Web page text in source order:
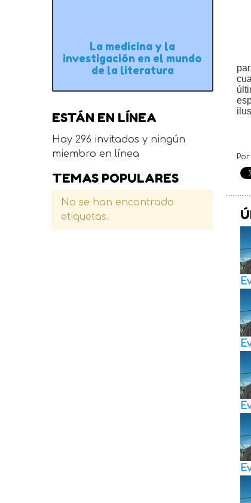
La medicina y la
investigación en el mundo
de la literatura
ESTÁN EN LÍNEA
Hay 296 invitados y ningún
miembro en línea
TEMAS POPULARES
No se han encontrado
etiquetas.